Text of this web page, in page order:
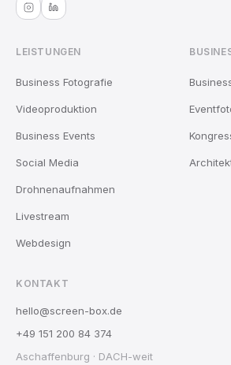
LEISTUNGEN
Business Fotografie
Videoproduktion
Business Events
Social Media
Drohnenaufnahmen
Livestream
Webdesign
KONTAKT
hello@screen-box.de
+49 151 200 84 374
Aschaffenburg · DACH-weit